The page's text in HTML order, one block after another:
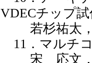
VDECチップ
若杉祐太，
11．マルチ
宋 応文，田